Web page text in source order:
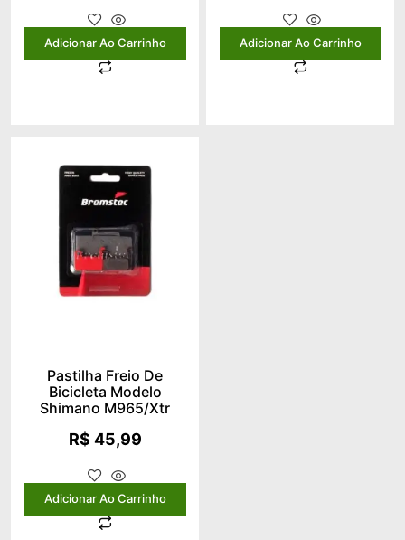
Adicionar Ao Carrinho Adicionar Ao Carrinho
Pastilha Freio De
Bicicleta Modelo
Shimano M965/xtr
R$ 45,99
Adicionar Ao Carrinho